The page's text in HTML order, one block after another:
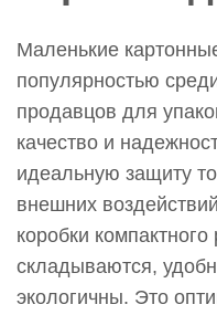
Маленькие
популярностью
продавцов для
качество и
идеальную защиту
внешних
коробки
складываются,
экологичны. Это